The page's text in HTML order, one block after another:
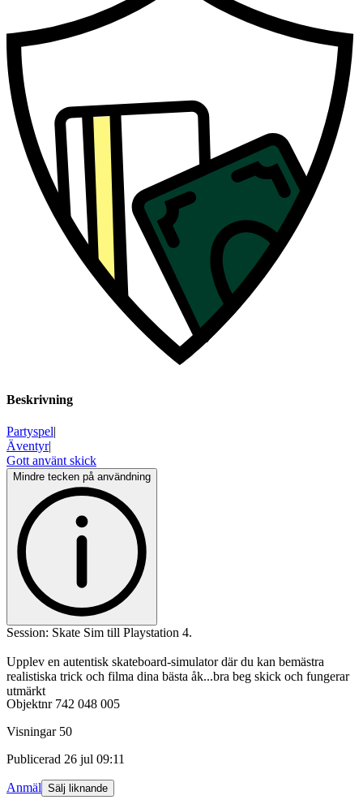
Beskrivning
Partyspel|
Äventyr|
Gott använt skick
Mindre tecken på användning
Session: Skate Sim till Playstation 4.
Upplev en autentisk skateboard-simulator där du kan bemästra
realistiska trick och filma dina bästa åk...bra beg skick och fungerar
utmärkt
Objektnr 742 048 005
Visningar 50
Publicerad 26 jul 09:11
Anmäl Sälj liknande